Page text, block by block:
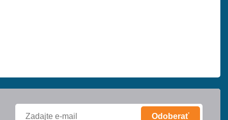
Odoberať